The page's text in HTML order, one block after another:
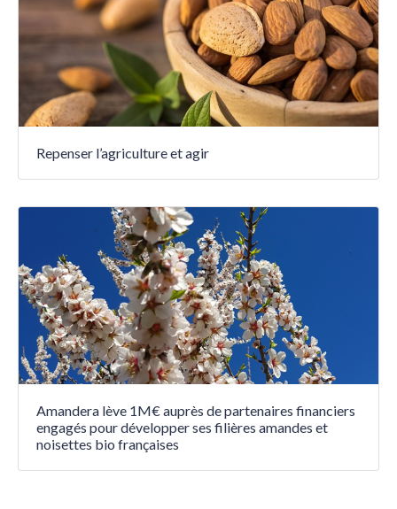
Repenser l’agriculture et agir
Amandera lève 1M€ auprès de partenaires financiers
engagés pour développer ses filières amandes et
noisettes bio françaises